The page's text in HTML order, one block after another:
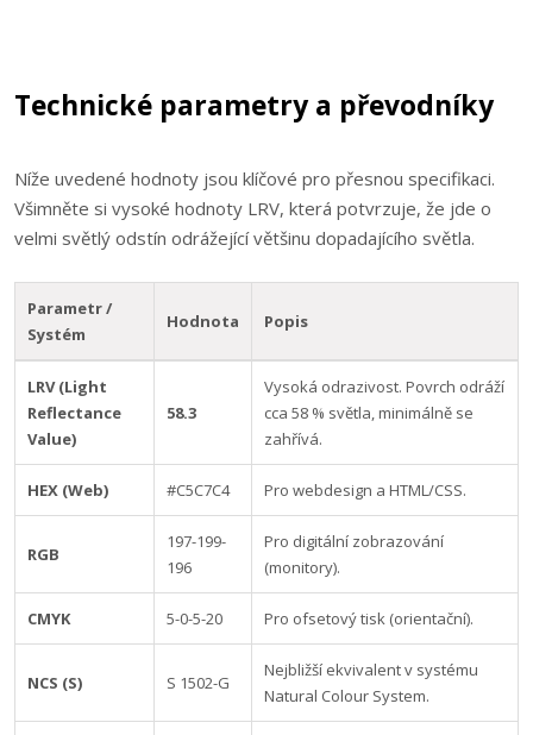
Technické parametry a převodníky
Níže uvedené hodnoty jsou klíčové pro přesnou specifikaci.
Všimněte si vysoké hodnoty LRV, která potvrzuje, že jde o
velmi světlý odstín odrážející většinu dopadajícího světla.
Parametr /
Systém
Hodnota Popis
LRV (Light
Reflectance
Value)
58.3
Vysoká odrazivost. Povrch odráží
cca 58 % světla, minimálně se
zahřívá.
HEX (Web) #C5C7C4 Pro webdesign a HTML/CSS.
RGB
197-199-
196
Pro digitální zobrazování
(monitory).
CMYK 5-0-5-20 Pro ofsetový tisk (orientační).
NCS (S) S 1502-G
Nejbližší ekvivalent v systému
Natural Colour System.